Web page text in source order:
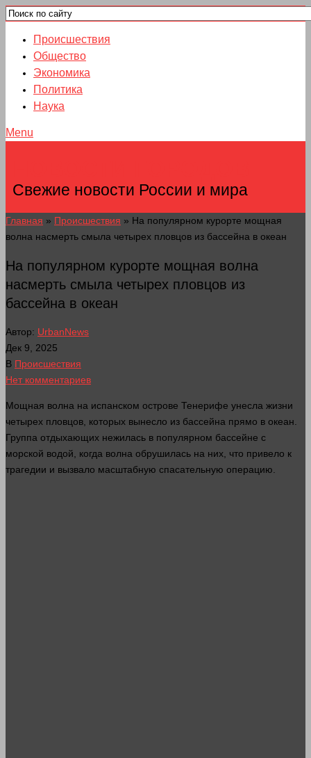
Происшествия
Общество
Экономика
Политика
Наука
Menu
Свежие новости России и мира
Главная » Происшествия » На популярном курорте мощная
волна насмерть смыла четырех пловцов из бассейна в океан
На популярном курорте мощная волна
насмерть смыла четырех пловцов из
бассейна в океан
Автор: UrbanNews
Дек 9, 2025
В Происшествия
Нет комментариев
Мощная волна на испанском острове Тенерифе унесла жизни
четырех пловцов, которых вынесло из бассейна прямо в океан.
Группа отдыхающих нежилась в популярном бассейне с
морской водой , когда волна обрушилась на них, что привело к
трагедии и вызвало масштабную спасательную операцию.